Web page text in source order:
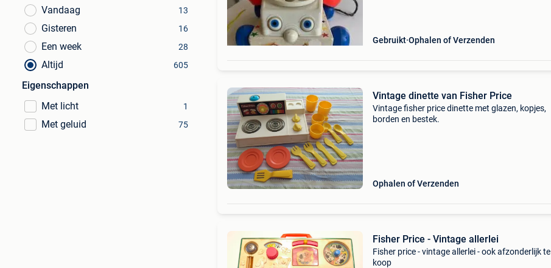
Vandaag
13
Gisteren 16
Een week 28
Altijd 605
Eigenschappen
Met licht
1
Met geluid 75
Gebruikt Ophalen of Verzenden
Vintage dinette van Fisher Price
Vintage fisher price dinette met glazen, kopjes,
borden en bestek.
Ophalen of Verzenden
Fisher Price - Vintage allerlei
Fisher price - vintage allerlei - ook afzonderlijk te
koop